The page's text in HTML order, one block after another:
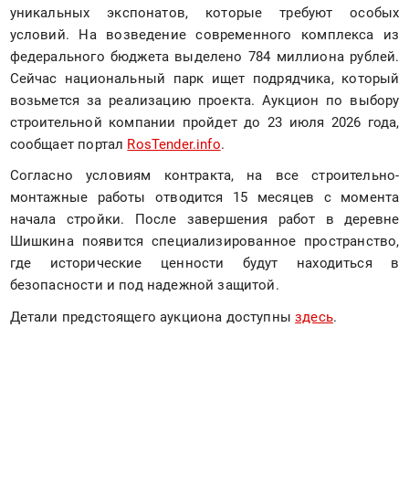
уникальных экспонатов, которые требуют особых
условий. На возведение современного комплекса из
федерального бюджета выделено 784 миллиона рублей.
Сейчас национальный парк ищет подрядчика, который
возьмется за реализацию проекта. Аукцион по выбору
строительной компании пройдет до 23 июля 2026 года,
сообщает портал RosTender.info.
Согласно условиям контракта, на все строительно-
монтажные работы отводится 15 месяцев с момента
начала стройки. После завершения работ в деревне
Шишкина появится специализированное пространство,
где исторические ценности будут находиться в
безопасности и под надежной защитой.
Детали предстоящего аукциона доступны здесь.